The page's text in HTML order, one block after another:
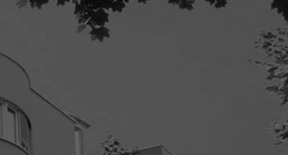
steht die
als zuverlässiger
Seite.
wir werden Sie